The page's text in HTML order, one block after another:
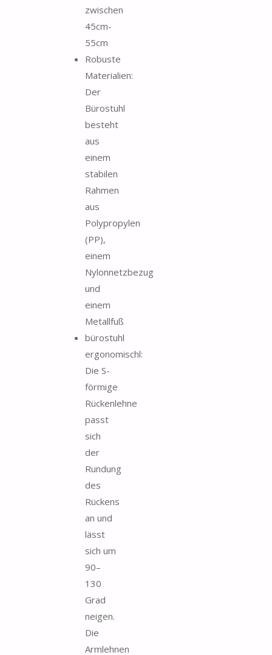
zwischen
45cm-
55cm
Robuste
Materialien:
Der
Bürostuhl
besteht
aus
einem
stabilen
Rahmen
aus
Polypropylen
(PP),
einem
Nylonnetzbezug
und
einem
Metallfuß
bürostuhl
ergonomischl:
Die S-
förmige
Rückenlehne
passt
sich
der
Rundung
des
Rückens
an und
lässt
sich um
90–
130
Grad
neigen.
Die
Armlehnen